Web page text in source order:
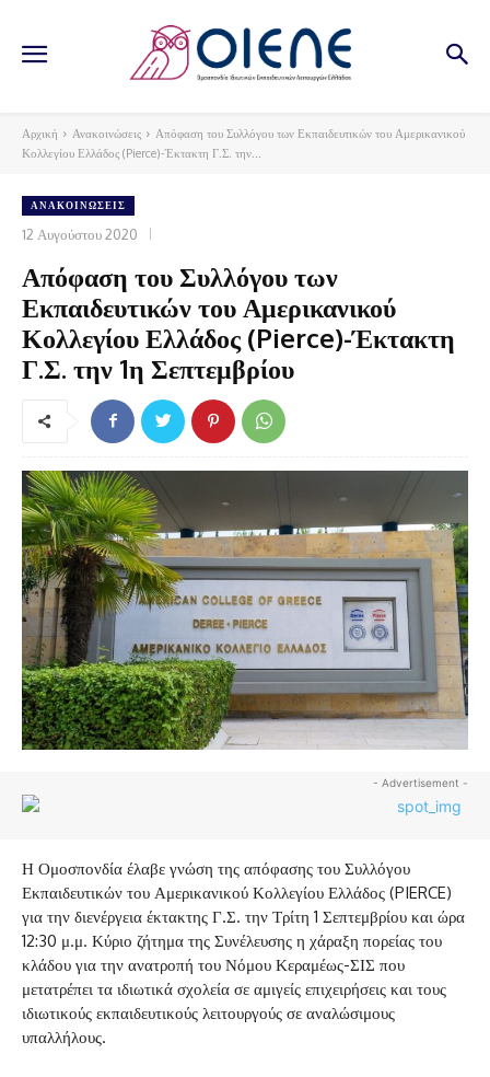
Αρχική Ανακοινώσεις
Απόφαση του Συλλόγου των Εκπαιδευτικών του Αμερικανικού
Κολλεγίου Ελλάδος (Pierce)-Έκτακτη Γ.Σ. την...
ΑΝΑΚΟΙΝΏΣΕΙΣ
12 Αυγούστου 2020
Απόφαση του Συλλόγου των
Εκπαιδευτικών του Αμερικανικού
Κολλεγίου Ελλάδος (Pierce)-Έκτακτη
Γ.Σ. την 1η Σεπτεμβρίου
- Advertisement -
Η Ομοσπονδία έλαβε γνώση της απόφασης του Συλλόγου
Εκπαιδευτικών του Αμερικανικού Κολλεγίου Ελλάδος (PIERCE)
για την διενέργεια έκτακτης Γ.Σ. την Τρίτη 1 Σεπτεμβρίου και ώρα
12:30 μ.μ. Κύριο ζήτημα της Συνέλευσης η χάραξη πορείας του
κλάδου για την ανατροπή του Νόμου Κεραμέως-ΣΙΣ που
μετατρέπει τα ιδιωτικά σχολεία σε αμιγείς επιχειρήσεις και τους
ιδιωτικούς εκπαιδευτικούς λειτουργούς σε αναλώσιμους
υπαλλήλους.